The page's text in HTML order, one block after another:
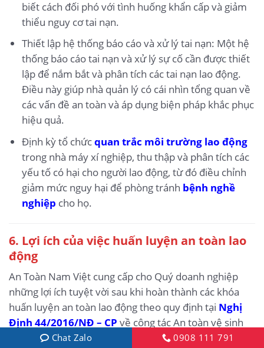
biết cách đối phó với tình huống khẩn cấp và giảm
thiểu nguy cơ tai nạn.
Thiết lập hệ thống báo cáo và xử lý tai nạn: Một hệ
thống báo cáo tai nạn và xử lý sự cố cần được thiết
lập để nắm bắt và phân tích các tai nạn lao động.
Điều này giúp nhà quản lý có cái nhìn tổng quan về
các vấn đề an toàn và áp dụng biện pháp khắc phục
hiệu quả.
Định kỳ tổ chứcquan trắc môi trường lao động
trong nhà máy xí nghiệp, thu thập và phân tích các
yếu tố có hại cho người lao động, từ đó điều chỉnh
giảm mức nguy hại để phòng tránh bệnh nghề
nghiệp cho họ.
6. Lợi ích của việc huấn luyện an toàn lao
động
An Toàn Nam Việt cung cấp cho Quý doanh nghiệp
những lợi ích tuyệt vời sau khi hoàn thành các khóa
huấn luyện an toàn lao động theo quy định tại Nghị
Định 44/2016/NĐ – CP về công tác An toàn vệ sinh
lao động, Các công ty, xí nghiệp, doanh nghiệp.
Chat Zalo 0908 111 791